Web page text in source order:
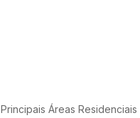
Principais Áreas Residenciais